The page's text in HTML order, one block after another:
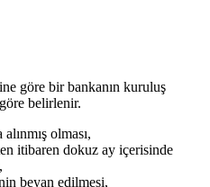
göre bir bankanın kuruluş
belirlenir.
olması,
itibaren dokuz ay içerisinde
beyan edilmesi,